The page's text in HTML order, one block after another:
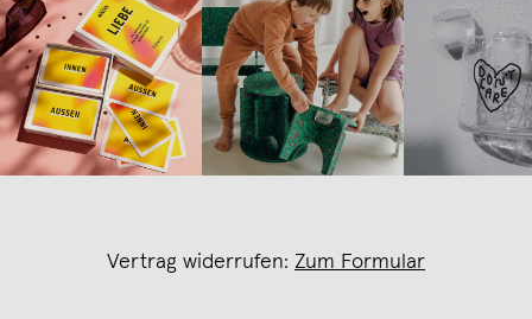
Vertrag widerrufen: Zum Formular